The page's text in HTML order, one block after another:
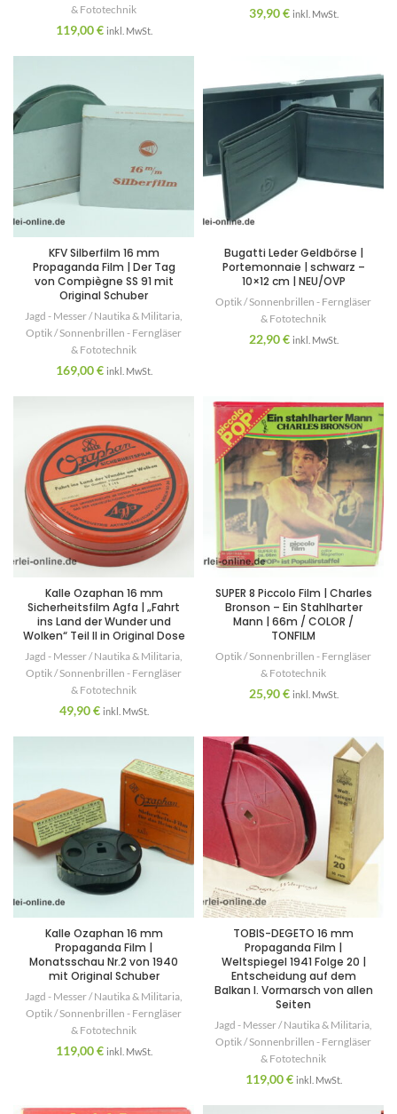
& Fototechnik
119,00€ inkl. MwSt.
39,90€ inkl. MwSt.
KFV Silberfilm 16 mm
Propaganda Film | Der Tag
von Compiègne SS 91 mit
Original Schuber
Jagd - Messer / Nautika & Militaria
Optik / Sonnenbrillen - Ferngläser
& Fototechnik
169,00€ inkl. MwSt.
Bugatti Leder Geldbörse |
Portemonnaie | schwarz –
10×12 cm | NEU/OVP
Optik / Sonnenbrillen - Ferngläser
& Fototechnik
22,90€ inkl. MwSt.
Kalle Ozaphan 16 mm
Sicherheitsfilm Agfa | „Fahrt
ins Land der Wunder und
Wolken“ Teil II in Original Dose
Jagd - Messer / Nautika & Militaria
Optik / Sonnenbrillen - Ferngläser
& Fototechnik
49,90€ inkl. MwSt.
SUPER 8 Piccolo Film | Charles
Bronson – Ein Stahlharter
Mann | 66m / COLOR /
TONFILM
Optik / Sonnenbrillen - Ferngläser
& Fototechnik
25,90€ inkl. MwSt.
Kalle Ozaphan 16 mm
Propaganda Film |
Monatsschau Nr.2 von 1940
mit Original Schuber
Jagd - Messer / Nautika & Militaria
Optik / Sonnenbrillen - Ferngläser
& Fototechnik
119,00€ inkl. MwSt.
TOBIS-DEGETO 16 mm
Propaganda Film |
Weltspiegel 1941 Folge 20 |
Entscheidung auf dem
Balkan I. Vormarsch von allen
Seiten
Jagd - Messer / Nautika & Militaria
Optik / Sonnenbrillen - Ferngläser
& Fototechnik
119,00€ inkl. MwSt.